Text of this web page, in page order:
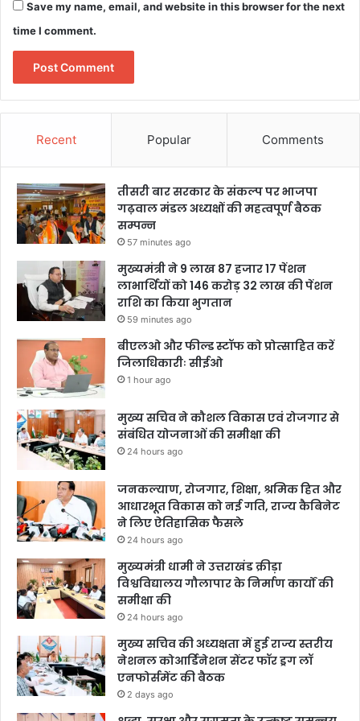
Save my name, email, and website in this browser for the next
time I comment.
Recent Popular Comments
तीसरी बार सरकार के संकल्प पर भाजपा
गढ़वाल मंडल अध्यक्षों की महत्वपूर्ण बैठक
सम्पन्न
57 minutes ago
मुख्यमंत्री ने 9 लाख 87 हजार 17 पेंशन
लाभार्थियों को 146 करोड़ 32 लाख की पेंशन
राशि का किया भुगतान
59 minutes ago
बीएलओ और फील्ड स्टॉफ को प्रोत्साहित करें
जिलाधिकारीः सीईओ
1 hour ago
मुख्य सचिव ने कौशल विकास एवं रोजगार से
संबंधित योजनाओं की समीक्षा की
24 hours ago
जनकल्याण, रोजगार, शिक्षा, श्रमिक हित और
आधारभूत विकास को नई गति, राज्य कैबिनेट
ने लिए ऐतिहासिक फैसले
24 hours ago
मुख्यमंत्री धामी ने उत्तराखंड क्रीड़ा
विश्वविद्यालय गौलापार के निर्माण कार्यों की
समीक्षा की
24 hours ago
मुख्य सचिव की अध्यक्षता में हुई राज्य स्तरीय
नेशनल कोआर्डिनेशन सेंटर फॉर ड्रग लॉ
एनफोर्समेंट की बैठक
2 days ago